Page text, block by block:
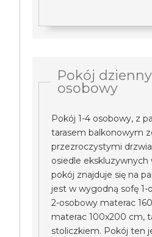
Pokój
osobowy
Pokój 1-4 osobowy, z
tarasem balkonowym
przezroczystymi
osiedle ekskluzywnych
pokój znajduje się na
jest w wygodną sofę
2-osobowy materac
materac 100x200 cm,
stoliczkiem. Pokój ten